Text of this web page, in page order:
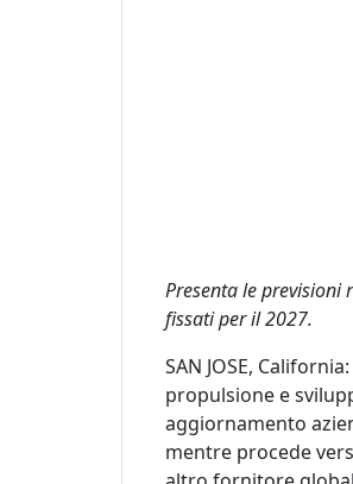
Presenta le previsioni
fissati per il 2027.
SAN JOSE, California:
propulsione e
aggiornamento
mentre procede